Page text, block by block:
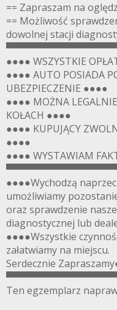
== Zapraszam na
== Możliwość
dowolnej stacji
●●●● WSZYSTKIE
●●●● AUTO POSIADA
UBEZPIECZENIE ●●●●
●●●● MOŻNA
KOŁACH ●●●●
●●●● KUPUJĄCY
●●●●
●●●● WYSTAWIAM
●●●●Wychodzą
umożliwiamy
oraz sprawdzenie
diagnostycznej lub
●●●●Wszystkie
załatwiamy na miejscu.
Serdecznie
Ten egzemplarz